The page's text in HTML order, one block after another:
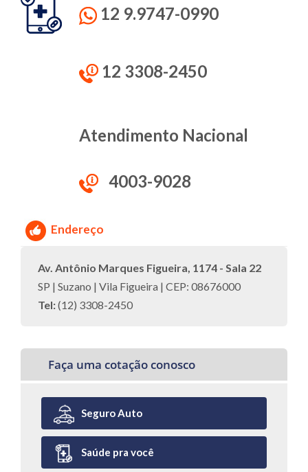
12 9.9747-0990
12 3308-2450
Atendimento Nacional
4003-9028
Endereço
Av. Antônio Marques Figueira, 1174 - Sala 22
SP | Suzano | Vila Figueira | CEP: 08676000
Tel:(12) 3308-2450
Faça uma cotação conosco
Seguro Auto
Saúde pra você